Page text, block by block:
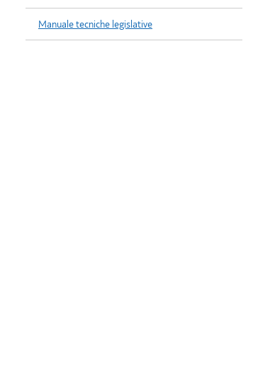
Manuale tecniche legislative